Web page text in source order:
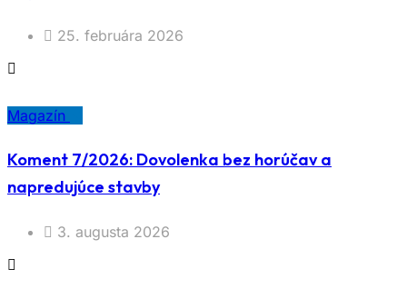
25. februára 2026
Magazín
Koment 7/2026: Dovolenka bez horúčav a
napredujúce stavby
3. augusta 2026